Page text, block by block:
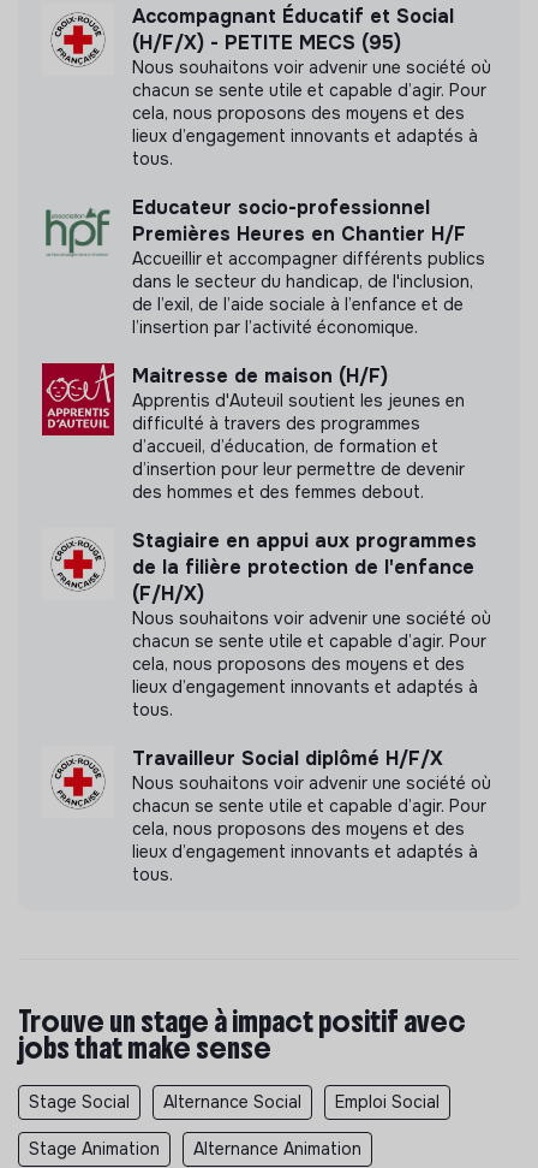
Accompagnant Éducatif et Social
(H/F/X) - PETITE MECS (95)
Nous souhaitons voir advenir une société où
chacun se sente utile et capable d’agir. Pour
cela, nous proposons des moyens et des
lieux d’engagement innovants et adaptés à
tous.
Educateur socio-professionnel
Premières Heures en Chantier H/F
Accueillir et accompagner différents publics
dans le secteur du handicap, de l'inclusion,
de l’exil, de l’aide sociale à l’enfance et de
l’insertion par l’activité économique.
Maitresse de maison (H/F)
Apprentis d'Auteuil soutient les jeunes en
difficulté à travers des programmes
d’accueil, d’éducation, de formation et
d’insertion pour leur permettre de devenir
des hommes et des femmes debout.
Stagiaire en appui aux programmes
de la filière protection de l'enfance
(F/H/X)
Nous souhaitons voir advenir une société où
chacun se sente utile et capable d’agir. Pour
cela, nous proposons des moyens et des
lieux d’engagement innovants et adaptés à
tous.
Travailleur Social diplômé H/F/X
Nous souhaitons voir advenir une société où
chacun se sente utile et capable d’agir. Pour
cela, nous proposons des moyens et des
lieux d’engagement innovants et adaptés à
tous.
Trouve un stage à impact positif avec
jobs that make sense
Stage Social Alternance Social Emploi Social
Stage Animation Alternance Animation